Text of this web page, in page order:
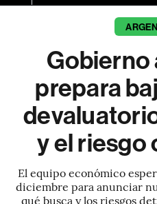
Gobierno
prepara
y el riesgo
El equipo económico
diciembre para anunciar
qué busca y los riesgos